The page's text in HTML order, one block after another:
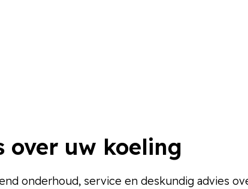
over uw koeling
onderhoud, service en deskundig advies